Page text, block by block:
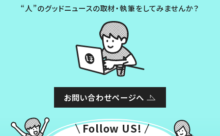
“人”のグッドニュースの取材・執筆をしてみませんか？
お問い合わせページへ
Follow US!